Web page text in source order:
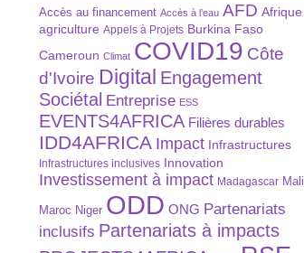
Accès au financement Accès à l’eau AFD Afrique
agriculture Appels à Projets Burkina Faso
Cameroun Climat COVID19 Côte
d'Ivoire Digital Engagement
Sociétal Entreprise ESS
EVENTS4AFRICA Filières durables
IDD4AFRICA Impact Infrastructures
Infrastructures inclusives Innovation
Investissement à impact Madagascar Mali
Maroc Niger ODD ONG Partenariats
inclusifs Partenariats à impacts